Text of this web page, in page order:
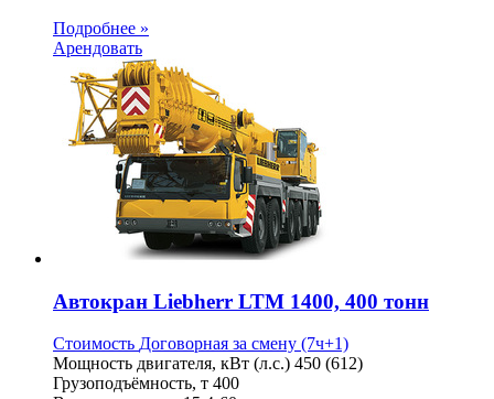
Подробнее »
Арендовать
Автокран Liebherr LTM 1400, 400 тонн
Стоимость Договорная за смену (7ч+1)
Мощность двигателя, кВт (л.с.) 450 (612)
Грузоподъёмность, т 400